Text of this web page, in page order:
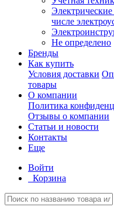
числе
Не определено
Бренды
Как купить
Условия доставки
товары
О компании
Политика
Отзывы о компании
Статьи и новости
Контакты
Еще
Войти
Корзина